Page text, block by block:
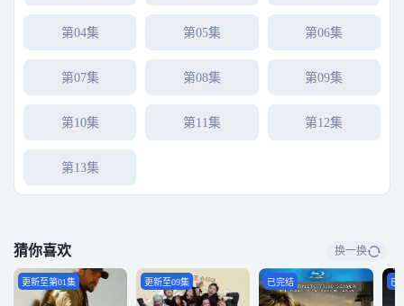
第04集 第05集 第06集
第07集 第08集 第09集
第10集 第11集 第12集
第13集
猜你喜欢 换一换
更新至第01集 更新至09集 已完结 已